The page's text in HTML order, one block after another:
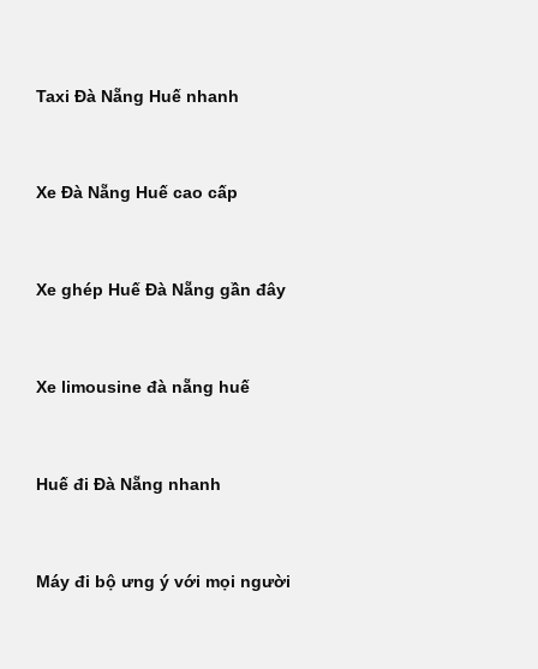
dungTaxi Đà Nẵng Huế nhanh
Xe Đà Nẵng Huế cao cấp
Xe ghép Huế Đà Nẵng gần đây
Xe limousine đà nẵng huế
Huế đi Đà Nẵng nhanh
Máy đi bộ ưng ý với mọi người